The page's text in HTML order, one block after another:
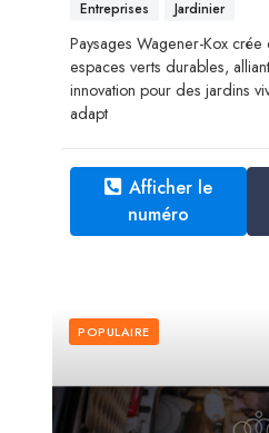
Entreprises Jardinier
Paysages Wagener-Kox
espaces verts durables,
innovation pour des jardins
adapt
Afficher le
numéro
POPULAIRE